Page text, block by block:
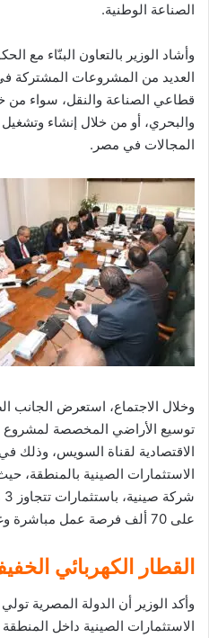
الصناعة الوطنية.
وأشاد الوزير بالتعاون البنّاء مع
العديد من المشروعات المشتركة
قطاعي الصناعة والنقل، سواء
والبحري، أو من خلال إنشاء
المجالات في مصر.
وخلال الاجتماع، استعرض الجانب
توسيع الأراضي المخصصة لمشروع
الاقتصادية لقناة السويس، وذلك
على 70 ألف فرصة عمل مباشرة وغير مباشرة.
القطار الكهربائي
وأكد الوزير أن الدولة المصرية
الاستثمارات الصينية داخل